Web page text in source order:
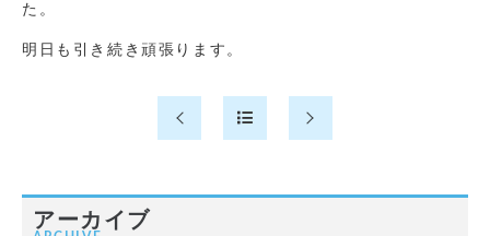
た。
明日も引き続き頑張ります。
アーカイブ